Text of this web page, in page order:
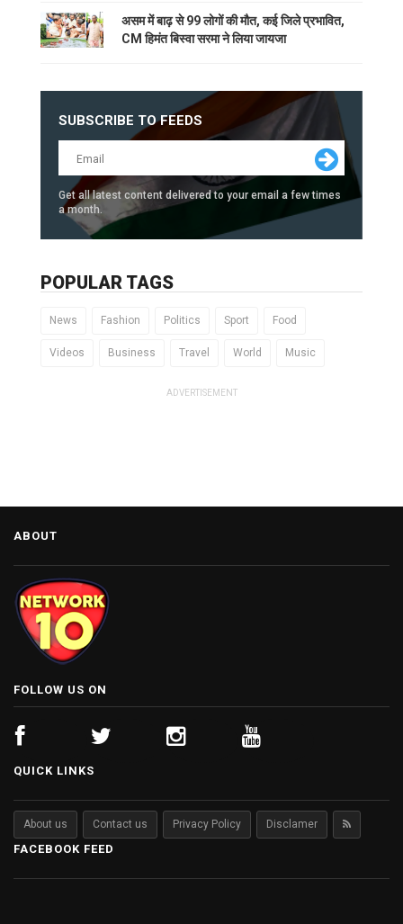
असम में बाढ़ से 99 लोगों की मौत, कई जिले प्रभावित,
CM हिमंत बिस्वा सरमा ने लिया जायजा
SUBSCRIBE TO FEEDS
Get all latest content delivered to your email a few times
a month.
POPULAR TAGS
News Fashion Politics Sport Food
Videos Business Travel World Music
ADVERTISEMENT
ABOUT
FOLLOW US ON
QUICK LINKS
About us Contact us Privacy Policy Disclamer
FACEBOOK FEED